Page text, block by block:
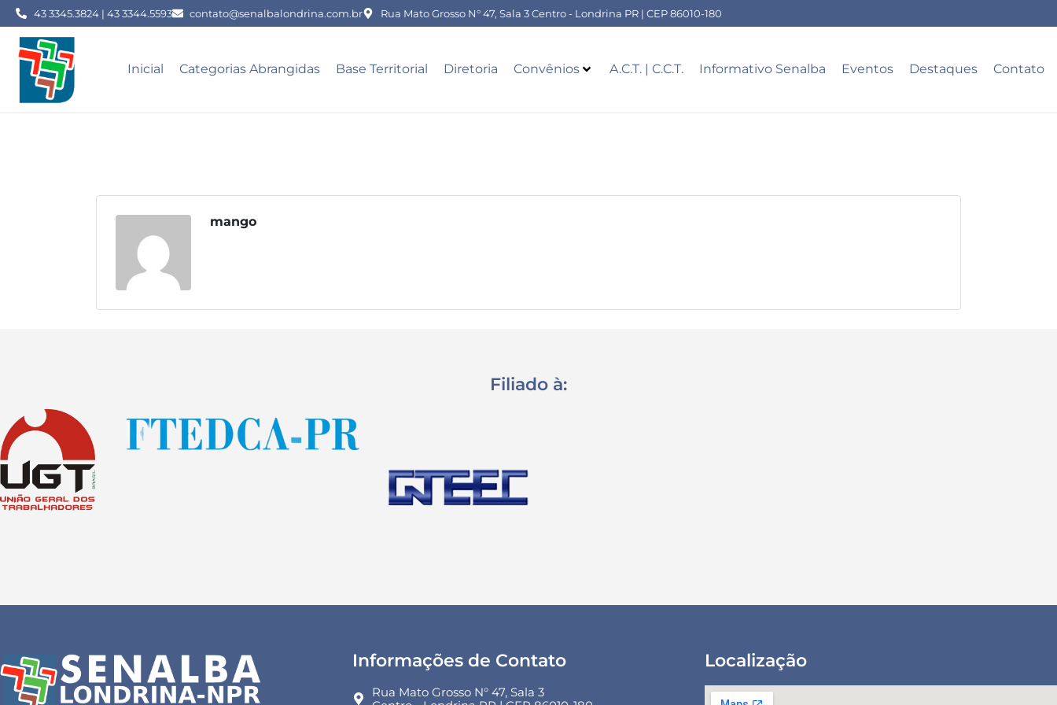
43 3345.3824 | 43 3344.5593 contato@senalbalondrina.com.br Rua Mato Grosso N° 47, Sala 3 Centro - Londrina PR | CEP 86010-180
Inicial Categorias Abrangidas Base Territorial Diretoria Convênios A.C.T. | C.C.T. Informativo Senalba Eventos Destaques Contato
mango
Filiado à:
Informações de Contato
Rua Mato Grosso N° 47, Sala 3
Localização